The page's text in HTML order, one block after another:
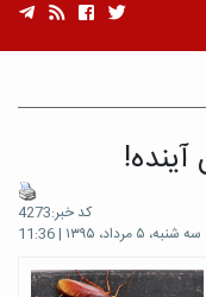
کد خبر:4273
سه شنبه، ۵ مرداد، ۱۳۹۵ | 11:36